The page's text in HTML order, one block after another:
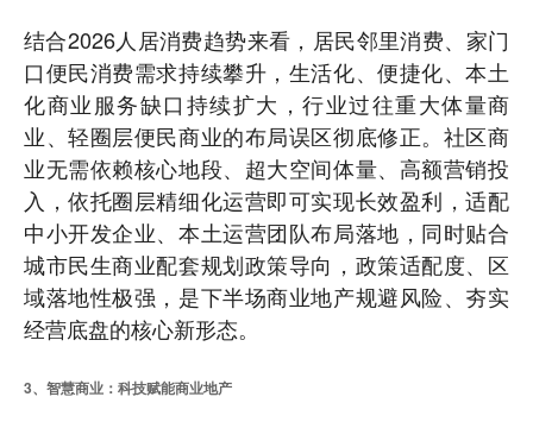
结合2026人居消费趋势来看，居民邻里消费、家门
口便民消费需求持续攀升，生活化、便捷化、本土
化商业服务缺口持续扩大，行业过往重大体量商
业、轻圈层便民商业的布局误区彻底修正。社区商
业无需依赖核心地段、超大空间体量、高额营销投
入，依托圈层精细化运营即可实现长效盈利，适配
中小开发企业、本土运营团队布局落地，同时贴合
城市民生商业配套规划政策导向，政策适配度、区
域落地性极强，是下半场商业地产规避风险、夯实
经营底盘的核心新形态。
3、智慧商业：科技赋能商业地产